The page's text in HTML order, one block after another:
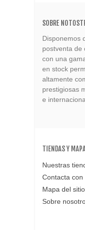
SOBRE
Disponemos
postventa de
con una
en stock
altamente
prestigiosas
e
TIENDAS Y
Nuestras
Contacta con
Mapa del sitio
Sobre